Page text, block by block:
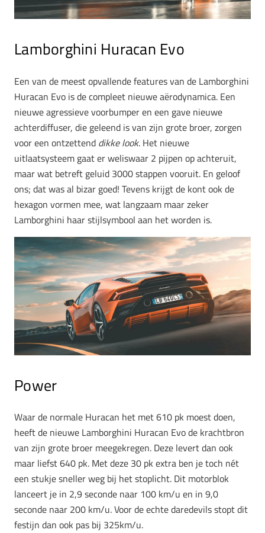
Lamborghini Huracan Evo
Een van de meest opvallende features van de Lamborghini
Huracan Evo is de compleet nieuwe aërodynamica. Een
nieuwe agressieve voorbumper en een gave nieuwe
achterdiffuser, die geleend is van zijn grote broer, zorgen
voor een ontzettend dikke look. Het nieuwe
uitlaatsysteem gaat er weliswaar 2 pijpen op achteruit,
maar wat betreft geluid 3000 stappen vooruit. En geloof
ons; dat was al bizar goed! Tevens krijgt de kont ook de
hexagon vormen mee, wat langzaam maar zeker
Lamborghini haar stijlsymbool aan het worden is.
Power
Waar de normale Huracan het met 610 pk moest doen,
heeft de nieuwe Lamborghini Huracan Evo de krachtbron
van zijn grote broer meegekregen. Deze levert dan ook
maar liefst 640 pk. Met deze 30 pk extra ben je toch nét
een stukje sneller weg bij het stoplicht. Dit motorblok
lanceert je in 2,9 seconde naar 100 km/u en in 9,0
seconde naar 200 km/u. Voor de echte daredevils stopt dit
festijn dan ook pas bij 325km/u.